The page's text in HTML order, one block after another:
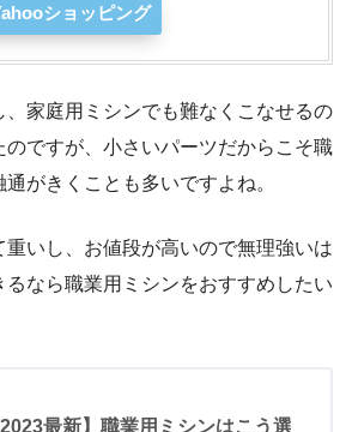
ショッピング
、家庭用ミシンでも難なくこなせるの
のですが、小さいパーツだからこそ職
がきくことも多いですよね。
いし、お値段が高いので無理強いは
るなら職業用ミシンをおすすめしたい
2023最新】職業用ミシンはこう選